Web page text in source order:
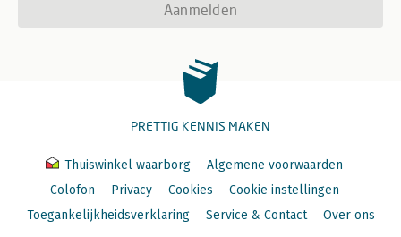
Aanmelden
PRETTIG KENNIS MAKEN
Thuiswinkel waarborg
Algemene voorwaarden
Colofon
Privacy Cookies
Cookie instellingen
Toegankelijkheidsverklaring
Service & Contact Over ons